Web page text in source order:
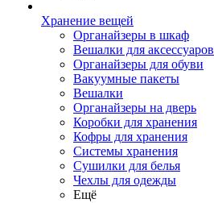
Хранение вещей
Органайзеры в шкаф
Вешалки для аксессуаров
Органайзеры для обуви
Вакуумные пакеты
Вешалки
Органайзеры на дверь
Коробки для хранения
Кофры для хранения
Системы хранения
Сушилки для белья
Чехлы для одежды
Ещё